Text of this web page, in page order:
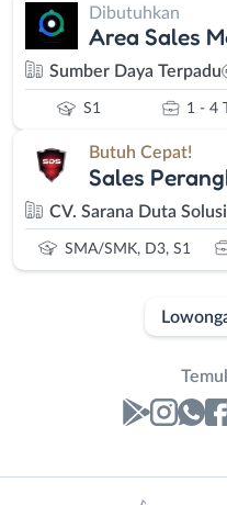
Dibutuhkan
Area Sales
Sumber Daya Terpadu
S1 1 - 4
Butuh Cepat!
Sales
CV. Sarana Duta
SMA/SMK, D3, S1